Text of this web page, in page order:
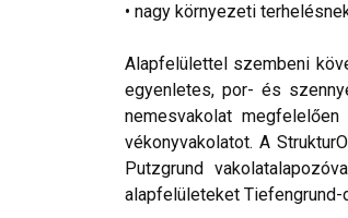
• nagy környezeti
Alapfelülettel szembeni
egyenletes, por- és
nemesvakolat
vékonyvakolatot. A
Putzgrund
alapfelületeket